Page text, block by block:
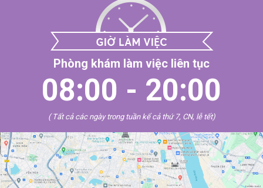
Phòng khám làm việc liên tục
08:00 - 20:00
( Tất cả các ngày trong tuần kể cả thứ 7, CN, lễ tết)